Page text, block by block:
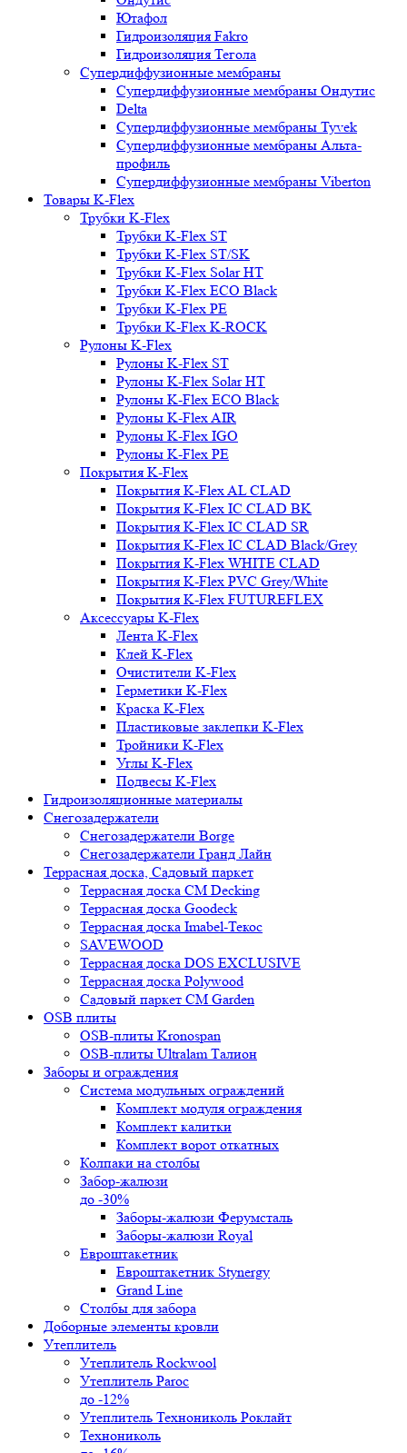
Ютафол
Гидроизоляция Fakro
Гидроизоляция Тегола
Супердиффузионные мембраны
Супердиффузионные мембраны Ондутис
Delta
Супердиффузионные мембраны Tyvek
Супердиффузионные мембраны Альта-
профиль
Супердиффузионные мембраны Viberton
Товары K-Flex
Трубки K-Flex
Трубки K-Flex ST
Трубки K-Flex ST/SK
Трубки K-Flex Solar HT
Трубки K-Flex ECO Black
Трубки K-Flex PE
Трубки K-Flex K-ROCK
Рулоны K-Flex
Рулоны K-Flex ST
Рулоны K-Flex Solar HT
Рулоны K-Flex ECO Black
Рулоны K-Flex AIR
Рулоны K-Flex IGO
Рулоны K-Flex PE
Покрытия K-Flex
Покрытия K-Flex AL CLAD
Покрытия K-Flex IC CLAD BK
Покрытия K-Flex IC CLAD SR
Покрытия K-Flex IC CLAD Black/Grey
Покрытия K-Flex WHITE CLAD
Покрытия K-Flex PVC Grey/White
Покрытия K-Flex FUTUREFLEX
Аксессуары K-Flex
Лента K-Flex
Клей K-Flex
Очистители K-Flex
Герметики K-Flex
Краска K-Flex
Пластиковые заклепки K-Flex
Тройники K-Flex
Углы K-Flex
Подвесы K-Flex
Гидроизоляционные материалы
Снегозадержатели
Снегозадержатели Borge
Снегозадержатели Гранд Лайн
Террасная доска, Садовый паркет
Террасная доска CM Decking
Террасная доска Goodeck
Террасная доска Imabel-Текос
SAVEWOOD
Террасная доска DOS EXCLUSIVE
Террасная доска Polywood
Садовый паркет CM Garden
OSB плиты
OSB-плиты Kronospan
OSB-плиты Ultralam Талион
Заборы и ограждения
Система модульных ограждений
Комплект модуля ограждения
Комплект калитки
Комплект ворот откатных
Колпаки на столбы
Забор-жалюзи
до -30%
Заборы-жалюзи Ферумсталь
Заборы-жалюзи Royal
Евроштакетник
Евроштакетник Stynergy
Grand Line
Столбы для забора
Доборные элементы кровли
Утеплитель
Утеплитель Rockwool
Утеплитель Paroc
до -12%
Утеплитель Технониколь Роклайт
Технониколь